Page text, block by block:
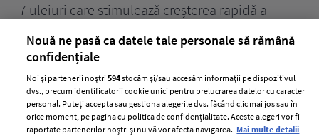
7 uleiuri care stimulează creșterea rapidă a
Nouă ne pasă ca datele tale personale să rămână
confidențiale
Noi și partenerii noștri594stocăm și/sau accesăm informații pe dispozitivul
dvs., precum identificatorii cookie unici pentru prelucrarea datelor cu caracter
personal. Puteți accepta sau gestiona alegerile dvs. făcând clic mai jos sau în
orice moment, pe pagina cu politica de confidențialitate. Aceste alegeri vor fi
raportate partenerilor noștri și nu vă vor afecta navigarea. Mai multe detalii